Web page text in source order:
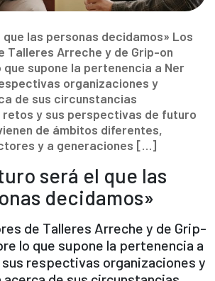
las personas decidamos» Los
Talleres Arreche y de Grip-on
supone la pertenencia a Ner
organizaciones y
de sus circunstancias
y sus perspectivas de futuro
de ámbitos diferentes,
y a generaciones […]
será el que las
decidamos»
de Talleres Arreche y de Grip-
lo que supone la pertenencia a
sus respectivas organizaciones y